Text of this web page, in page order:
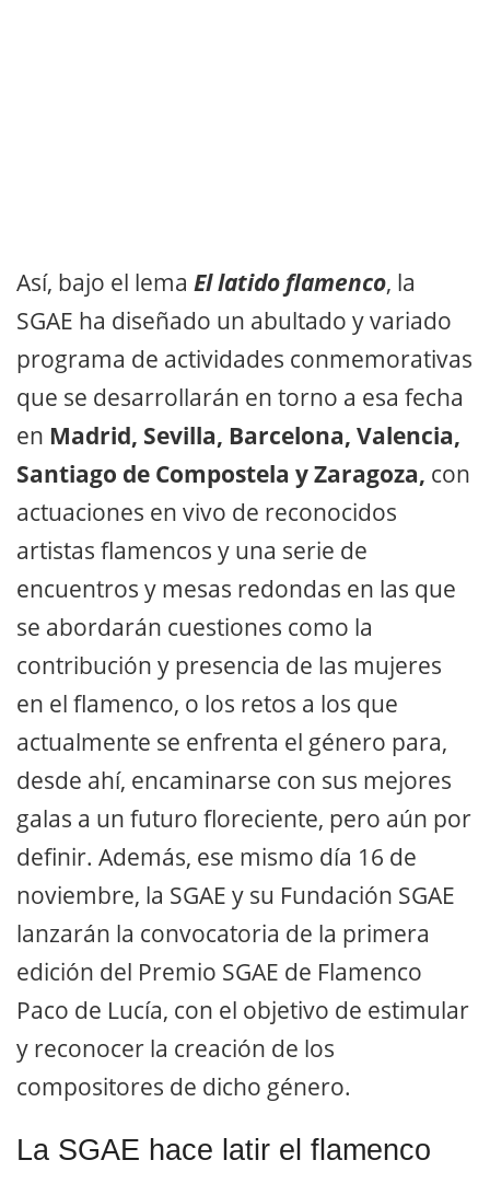
Así, bajo el lema El latido flamenco, la
SGAE ha diseñado un abultado y variado
programa de actividades conmemorativas
que se desarrollarán en torno a esa fecha
en Madrid, Sevilla, Barcelona, Valencia,
Santiago de Compostela y Zaragoza, con
actuaciones en vivo de reconocidos
artistas flamencos y una serie de
encuentros y mesas redondas en las que
se abordarán cuestiones como la
contribución y presencia de las mujeres
en el flamenco, o los retos a los que
actualmente se enfrenta el género para,
desde ahí, encaminarse con sus mejores
galas a un futuro floreciente, pero aún por
definir. Además, ese mismo día 16 de
noviembre, la SGAE y su Fundación SGAE
lanzarán la convocatoria de la primera
edición del Premio SGAE de Flamenco
Paco de Lucía, con el objetivo de estimular
y reconocer la creación de los
compositores de dicho género.
La SGAE hace latir el flamenco